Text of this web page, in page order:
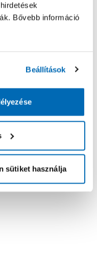
Bővebb információ
Beállítások
sütiket használja